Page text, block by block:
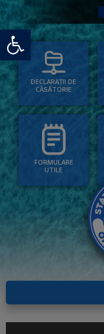
Deschide bara de unelte
DECLARAȚII DE
CĂSĂTORIE
FORMULARE
UTILE